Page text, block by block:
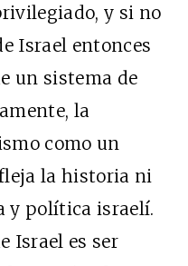
y si no
Israel entonces
un sistema de
la
como un
la historia ni
y política israelí.
Israel es ser